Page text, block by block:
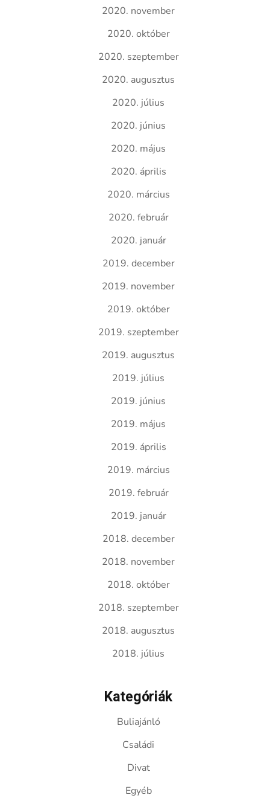
2020. november
2020. október
2020. szeptember
2020. augusztus
2020. július
2020. június
2020. május
2020. április
2020. március
2020. február
2020. január
2019. december
2019. november
2019. október
2019. szeptember
2019. augusztus
2019. július
2019. június
2019. május
2019. április
2019. március
2019. február
2019. január
2018. december
2018. november
2018. október
2018. szeptember
2018. augusztus
2018. július
Kategóriák
Buliajánló
Családi
Divat
Egyéb